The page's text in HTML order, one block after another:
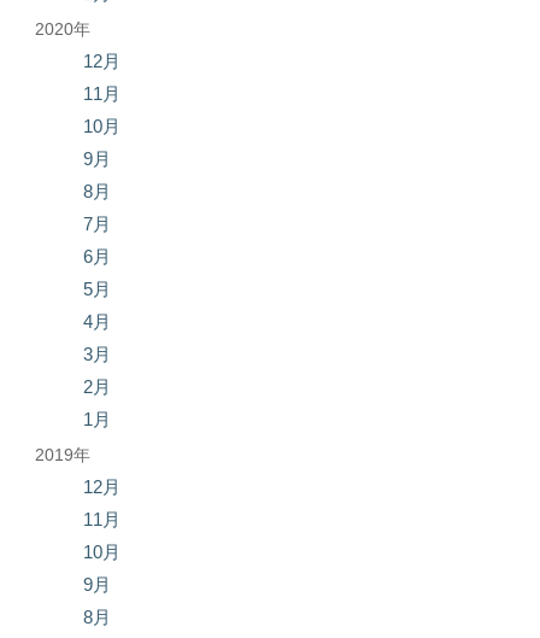
2020年
12月
11月
10月
9月
8月
7月
6月
5月
4月
3月
2月
1月
2019年
12月
11月
10月
9月
8月